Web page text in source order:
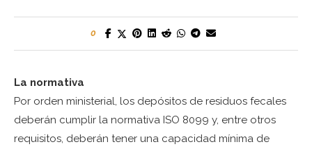
0
La normativa
Por orden ministerial, los depósitos de residuos fecales
deberán cumplir la normativa ISO 8099 y, entre otros
requisitos, deberán tener una capacidad mínima de